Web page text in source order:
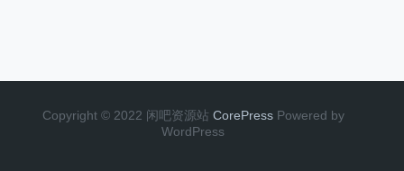
Copyright © 2022 闲吧资源站 CorePress Powered by
WordPress